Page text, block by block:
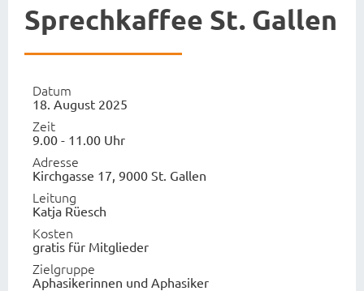
Sprechkaffee St. Gallen
Datum
18. August 2025
Zeit
9.00 - 11.00 Uhr
Adresse
Kirchgasse 17, 9000 St. Gallen
Leitung
Katja Rüesch
Kosten
gratis für Mitglieder
Zielgruppe
Aphasikerinnen und Aphasiker